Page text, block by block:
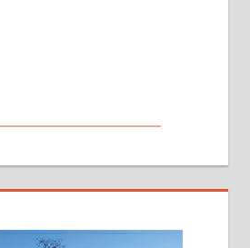
једна уз другу.